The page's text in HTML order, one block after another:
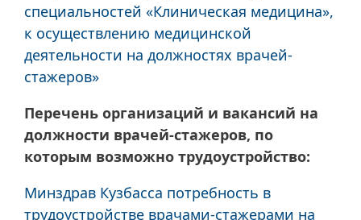
специальностей «Клиническая медицина»,
к осуществлению медицинской
деятельности на должностях врачей-
стажеров»
Перечень организаций и вакансий на
должности врачей-стажеров, по
которым возможно трудоустройство:
Минздрав Кузбасса потребность в
трудоустройстве врачами-стажерами на